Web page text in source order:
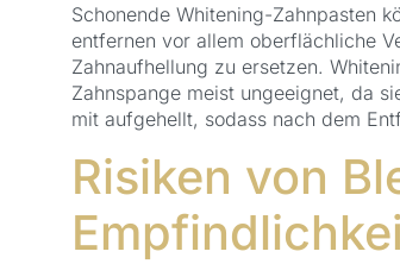
Schonende Whitening-Zahnpasten
entfernen vor allem oberflächliche
Zahnaufhellung zu ersetzen.
Zahnspange meist ungeeignet, da
mit aufgehellt, sodass nach dem
Risiken von